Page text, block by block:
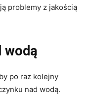
problemy z jakością
wodą
po raz kolejny
nad wodą.